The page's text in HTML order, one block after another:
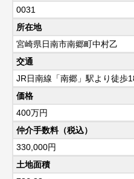
0031
所在地
宮崎県日南市南郷町中村乙
交通
JR日南線「南郷」駅より徒歩
価格
400万円
仲介手数料（税込）
330,000円
土地面積